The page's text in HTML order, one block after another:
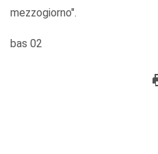
mezzogiorno".
bas 02